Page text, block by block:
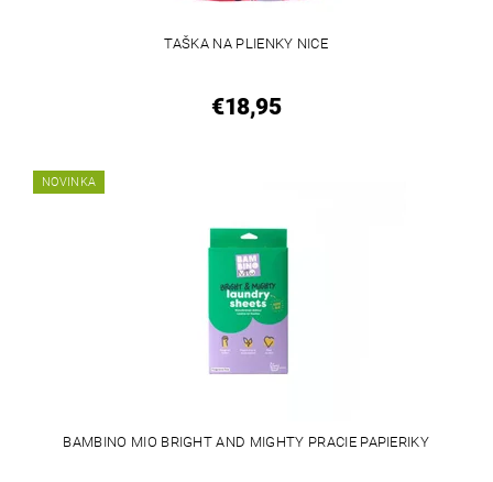
TAŠKA NA PLIENKY NICE
€18,95
NOVINKA
BAMBINO MIO BRIGHT AND MIGHTY PRACIE PAPIERIKY